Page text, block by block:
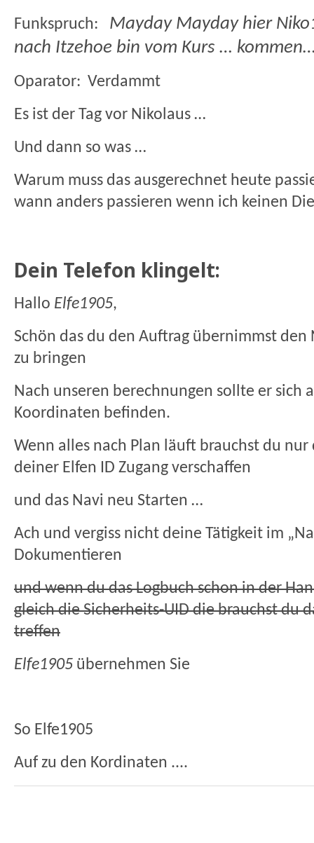
Funkspruch:
Mayday Mayday hier
nach Itzehoe bin vom Kurs …
Oparator: Verdammt
Es ist der Tag vor Nikolaus …
Und dann so was …
Warum muss das ausgerechnet heute
wann anders passieren wenn ich keinen
Dein Telefon klingelt:
Hallo Elfe1905,
Schön das du den Auftrag übernimmst den
zu bringen
Nach unseren berechnungen sollte er sich
Koordinaten befinden.
Wenn alles nach Plan läuft brauchst du
deiner Elfen ID Zugang verschaffen
und das Navi neu Starten …
Ach und vergiss nicht deine Tätigkeit im
Dokumentieren
und wenn du das Logbuch schon in der
gleich die Sicherheits-UID die brauchst du
treffen
Elfe1905 übernehmen Sie
So Elfe1905
Auf zu den Kordinaten ....